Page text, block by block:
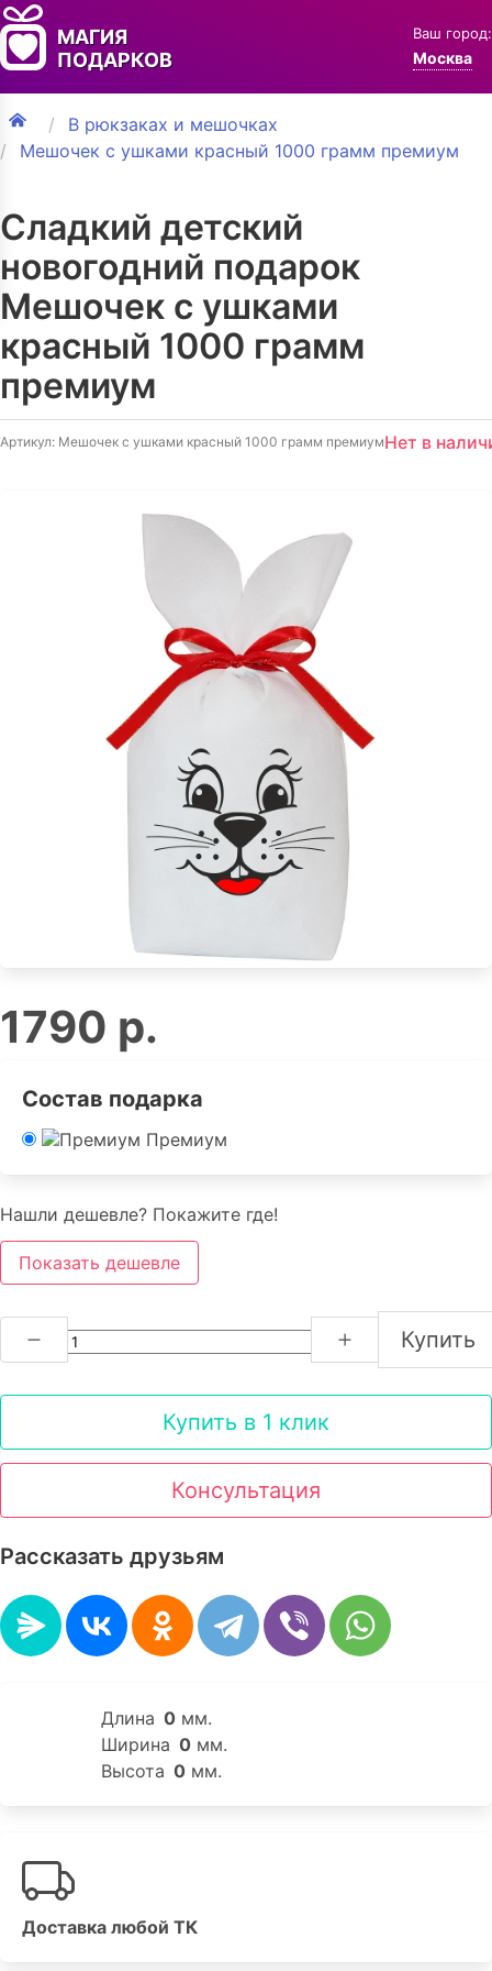
МАГИЯ
ПОДАРКОВ
Ваш город:
Москва
В рюкзаках и мешочках
Мешочек с ушками красный 1000 грамм премиум
Сладкий детский
новогодний подарок
Мешочек с ушками
красный 1000 грамм
премиум
Артикул: Мешочек с ушками красный 1000 грамм премиумНет в
1790 р.
Состав подарка
Премиум
Нашли дешевле? Покажите где!
Показать дешевле
Купить
Купить в 1 клик
Консультация
Рассказать друзьям
Длина 0 мм.
Ширина 0 мм.
Высота 0 мм.
Доставка любой ТК